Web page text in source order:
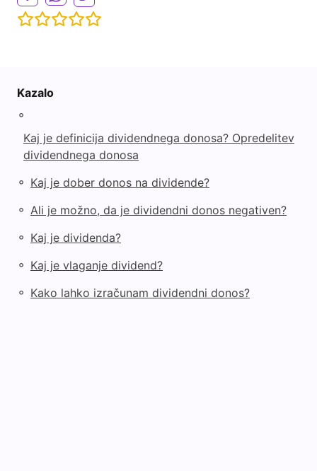
Kazalo
◦
Kaj je definicija dividendnega donosa? Opredelitev
dividendnega donosa
◦ Kaj je dober donos na dividende?
◦ Ali je možno, da je dividendni donos negativen?
◦ Kaj je dividenda?
◦ Kaj je vlaganje dividend?
◦ Kako lahko izračunam dividendni donos?